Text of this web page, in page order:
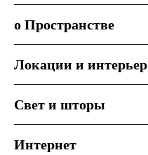
о Пространстве
Локации и интерьер
Свет и шторы
Интернет